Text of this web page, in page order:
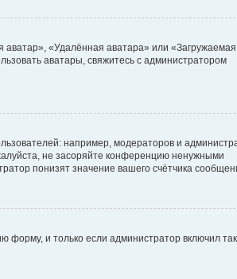
«Удалённая аватара» или «Загружаемая
аватары, свяжитесь с администратором
например, модераторов и
не засоряйте конференцию ненужными
понизят значение вашего счётчика
форму, и только если администратор включил